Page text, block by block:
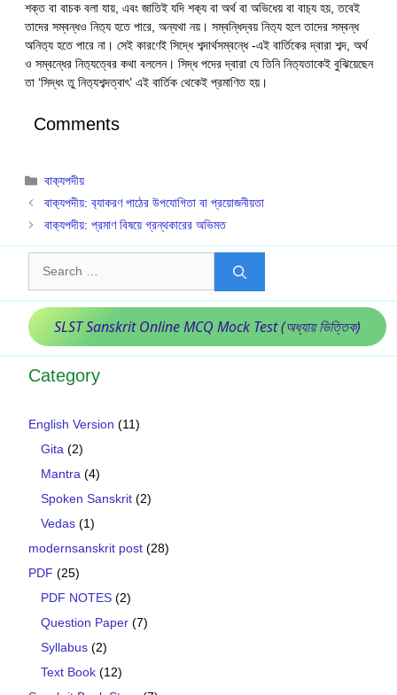
শক্ত বা বাচক বলা যায়, এবং জাতিই যদি শক‍্য বা অর্থ বা অভিধেয় বা বাচ‍্য হয়, তবেই
তাদের সম্বন্ধও নিত‍্য হতে পারে, অন্যথা নয়। সম্বন্ধিদ্বয় নিত‍্য হলে তাদের সম্বন্ধ
অনিত‍্য হতে পারে না। সেই কারণেই সিদ্ধে শব্দার্থসম্বন্ধে -এই বার্তিকের দ্বারা শব্দ, অর্থ
ও সম্বন্ধের নিত‍্যত্বের কথা বললেন। সিদ্ধ পদের দ্বারা যে তিনি নিত‍্যতাকেই বুঝিয়েছেন
তা ‘সিদ্ধং তু নিত‍্যশব্দত্বাৎ’ এই বার্তিক থেকেই প্রমাণিত হয়।
Comments
Categories
বাক‍্যপদীয়
বাক‍্যপদীয়: ব‍্যাকরণ পাঠের উপযোগিতা বা প্রয়োজনীয়তা
বাক‍্যপদীয়: প্রমাণ বিষয়ে গ্রন্থকারের অভিমত
for:
SLST Sanskrit Online MCQ Mock Test (অধ্যায় ভিত্তিক)
Category
English Version (11)
Gita (2)
Mantra (4)
Spoken Sanskrit (2)
Vedas (1)
modernsanskrit post (28)
PDF (25)
PDF NOTES (2)
Question Paper (7)
Syllabus (2)
Text Book (12)